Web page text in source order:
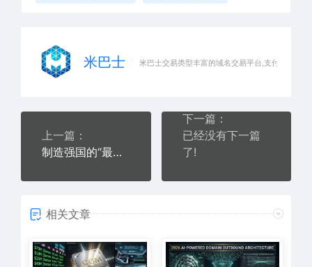
米巴士 米巴士交易类型丰富的域名交易平台,支付快速安全
上一篇：
制造强国的“最后一公里”
下一篇：
已经没有下一篇
了!
相关文章